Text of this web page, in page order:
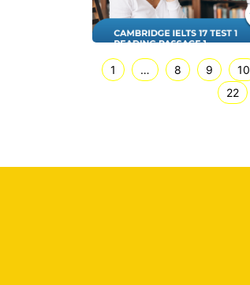
1 … 8 9 10
22